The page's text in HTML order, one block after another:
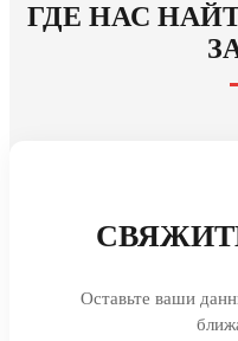
ГДЕ НАС
Оставьте ваши